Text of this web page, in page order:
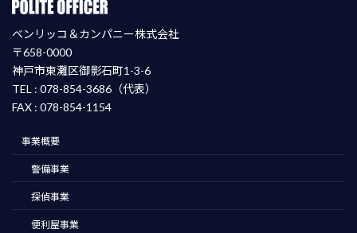
ベンリッコ＆カンパニー株式会社
〒658-0000
神戸市東灘区御影石町1-3-6
TEL : 078-854-3686（代表）
FAX : 078-854-1154
事業概要
警備事業
探偵事業
便利屋事業